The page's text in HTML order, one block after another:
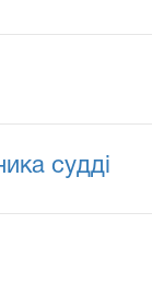
судді